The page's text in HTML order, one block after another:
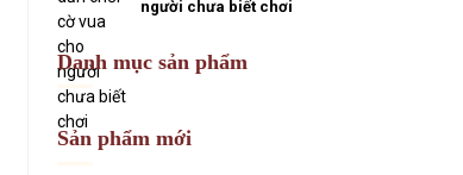
người chưa biết chơi
Danh mục sản phẩm
Sản phẩm mới